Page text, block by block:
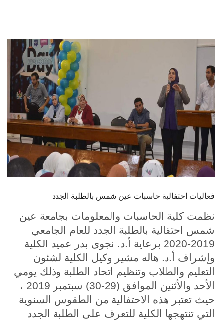
تواصل معنا
الطلاب
هيئة التدريس
الدراسات العليا
الخريجين
الزائـرون
سجل الان
فعاليات احتفالية حاسبات عين شمس بالطلبة الجدد
نظمت كلية الحاسبات والمعلومات بجامعة عين
شمس احتفالية بالطلبة الجدد للعام الجامعي
2019-2020 برعاية أ.د. نجوى بدر عميد الكلية
وإشراف أ.د. هاله مشير وكيل الكلية لشئون
التعليم والطلاب وتنظيم اتحاد الطلبة وذلك يومي
الأحد والأثنين الموافق (29-30) سبتمبر 2019 ،
حيث تعتبر هذه الاحتفالية من الطقوس السنوية
التي تنتهجها الكلية للتعرف على الطلبة الجدد